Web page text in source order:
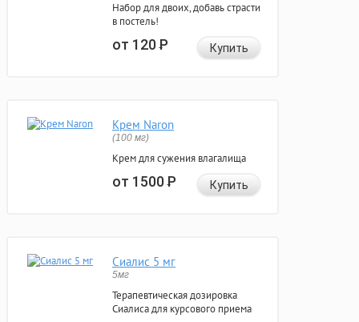
Набор для двоих, добавь страсти
в постель!
от 120Р Купить
Крем Naron
(100 мг)
Крем для сужения влагалища
от 1500Р Купить
Сиалис 5 мг
5мг
Терапевтическая дозировка
Сиалиса для курсового приема